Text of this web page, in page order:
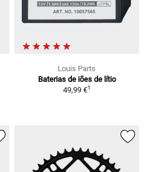
Louis Parts
Baterias de iões de lítio
49,99 €1